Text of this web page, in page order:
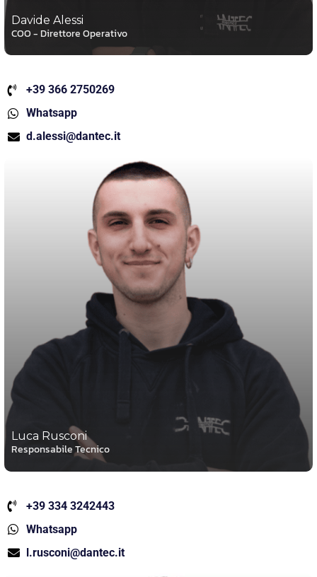
Davide Alessi
COO - Direttore Operativo
+39 366 2750269
Whatsapp
d.alessi@dantec.it
Luca Rusconi
Responsabile Tecnico
+39 334 3242443
Whatsapp
l.rusconi@dantec.it